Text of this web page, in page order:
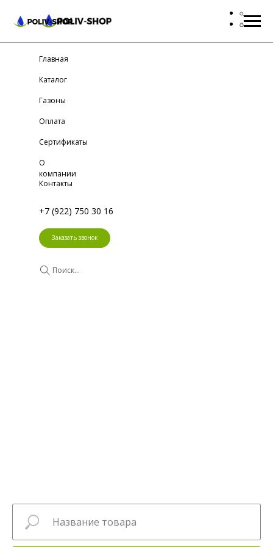
Заказать звонок
+7 (922) 750 30 16
Главная
Каталог
Газоны
Оплата
Сертификаты
О
компании
Контакты
Поиск...